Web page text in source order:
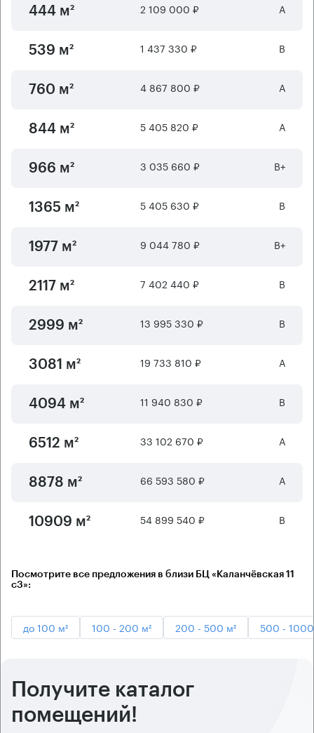
444 м² 2 109 000 ₽ А
539 м² 1 437 330 ₽ B
760 м² 4 867 800 ₽ А
844 м² 5 405 820 ₽ А
966 м² 3 035 660 ₽ B+
1365 м² 5 405 630 ₽ B
1977 м² 9 044 780 ₽ B+
2117 м² 7 402 440 ₽ B
2999 м² 13 995 330 ₽ B
3081 м² 19 733 810 ₽ А
4094 м² 11 940 830 ₽ B
6512 м² 33 102 670 ₽ А
8878 м² 66 593 580 ₽ А
10909 м² 54 899 540 ₽ B
Посмотрите все предложения в близи БЦ «Каланчёвская 11
с3»:
до 100 м² 100 - 200 м² 200 - 500 м² 500 -
Получите каталог
помещений!